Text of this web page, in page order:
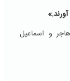
و اسماعیل